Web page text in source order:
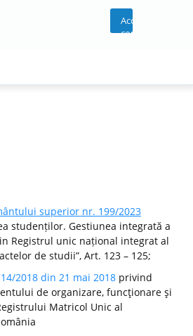
Acces
cont
superior nr. 199/2023
studenților. Gestiunea integrată a
Registrul unic național integrat al
de studii”, Art. 123 – 125;
2018 din 21 mai 2018 privind
de organizare, funcţionare şi
Matricol Unic al